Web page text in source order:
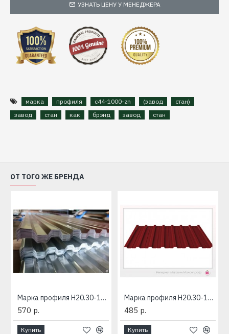
УЗНАТЬ ЦЕНУ У МЕНЕДЖЕРА
марка профиля с44-1000-zn (завод
стан)
завод
стан как брэнд завод стан
ОТ ТОГО ЖЕ БРЕНДА
Марка профиля Н20.30-1085-2RAL
570 р.
Купить
Марка профиля Н20.30-1085-RAL
485 р.
Купить